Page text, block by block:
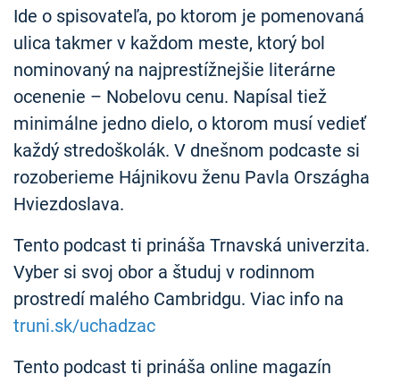
Ide o spisovateľa, po ktorom je pomenovaná
ulica takmer v každom meste, ktorý bol
nominovaný na najprestížnejšie literárne
ocenenie – Nobelovu cenu. Napísal tiež
minimálne jedno dielo, o ktorom musí vedieť
každý stredoškolák. V dnešnom podcaste si
rozoberieme Hájnikovu ženu Pavla Országha
Hviezdoslava.
Tento podcast ti prináša Trnavská univerzita.
Vyber si svoj obor a študuj v rodinnom
prostredí malého Cambridgu. Viac info na
truni.sk/uchadzac
Tento podcast ti prináša online magazín